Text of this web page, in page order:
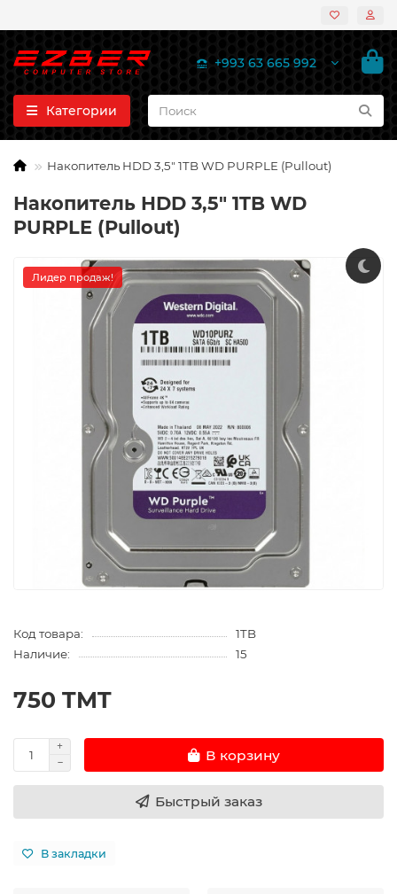
+993 63 665 992
Категории
Накопитель HDD 3,5" 1TB WD PURPLE (Pullout)
Накопитель HDD 3,5" 1TB WD
PURPLE (Pullout)
Лидер продаж!
Код товара:
1TB
Наличие:
15
750 TMT
В корзину
Быстрый заказ
В закладки